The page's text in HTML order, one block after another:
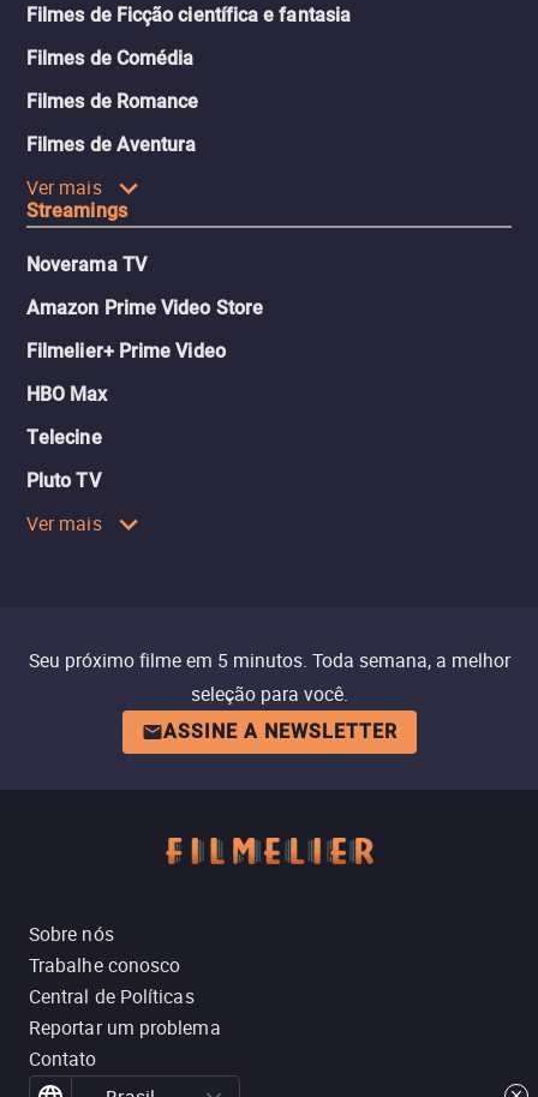
Filmes de Ficção científica e fantasia
Filmes de Comédia
Filmes de Romance
Filmes de Aventura
Ver mais
Streamings
Noverama TV
Amazon Prime Video Store
Filmelier+ Prime Video
HBO Max
Telecine
Pluto TV
Ver mais
Seu próximo filme em 5 minutos. Toda semana, a melhor
seleção para você.
ASSINE A NEWSLETTER
Sobre nós
Trabalhe conosco
Central de Políticas
Reportar um problema
Contato